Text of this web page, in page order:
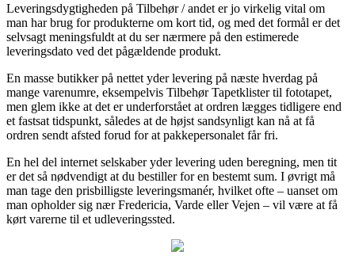
Leveringsdygtigheden på Tilbehør / andet er jo virkelig vital om
man har brug for produkterne om kort tid, og med det formål er det
selvsagt meningsfuldt at du ser nærmere på den estimerede
leveringsdato ved det pågældende produkt.
En masse butikker på nettet yder levering på næste hverdag på
mange varenumre, eksempelvis Tilbehør Tapetklister til fototapet,
men glem ikke at det er underforstået at ordren lægges tidligere end
et fastsat tidspunkt, således at de højst sandsynligt kan nå at få
ordren sendt afsted forud for at pakkepersonalet får fri.
En hel del internet selskaber yder levering uden beregning, men tit
er det så nødvendigt at du bestiller for en bestemt sum. I øvrigt må
man tage den prisbilligste leveringsmanér, hvilket ofte – uanset om
man opholder sig nær Fredericia, Varde eller Vejen – vil være at få
kørt varerne til et udleveringssted.